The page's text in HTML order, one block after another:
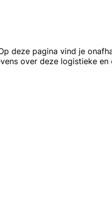
deze pagina vind je
over deze logistieke